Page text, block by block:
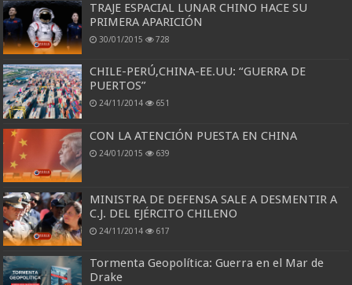
TRAJE ESPACIAL LUNAR CHINO HACE SU
PRIMERA APARICIÓN
30/01/2015 728
CHILE-PERÚ,CHINA-EE.UU: “GUERRA DE
PUERTOS”
24/11/2014 651
CON LA ATENCIÓN PUESTA EN CHINA
24/01/2015 639
MINISTRA DE DEFENSA SALE A DESMENTIR A
C.J. DEL EJÉRCITO CHILENO
24/11/2014 617
Tormenta Geopolítica: Guerra en el Mar de
Drake